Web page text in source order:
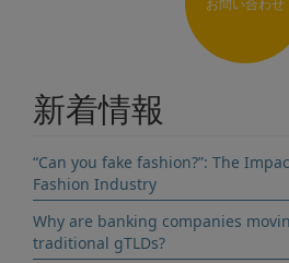
新着情報
“Can you fake fashion?”: The
Fashion Industry
Why are banking companies
traditional gTLDs?